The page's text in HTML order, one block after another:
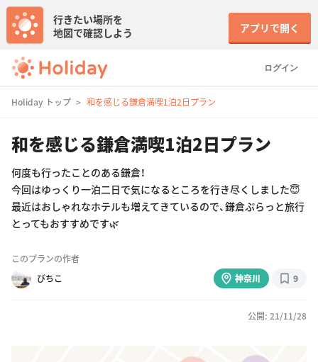
ログイン
行きたい場所を
地図で確認しよう
アプリで開く
Holiday トップ 和を感じる鎌倉満喫1泊2日プラン
和を感じる鎌倉満喫1泊2日プラン
何度も行ったことのある鎌倉！
今回はゆっくり一泊二日で気になるところを行き尽くしました😇
最近はおしゃれなホテルも増えてきているので、鎌倉ぷらっと旅行
とってもおすすめです🌿
このプランの作者
ぴちこ
神奈川 9
公開: 21/11/28